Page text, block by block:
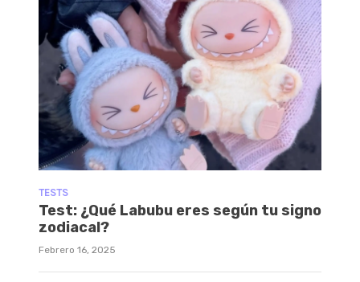
TESTS
Test: ¿Qué Labubu eres según tu signo
zodiacal?
Febrero 16, 2025